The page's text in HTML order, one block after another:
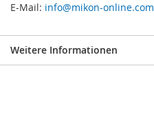
E-Mail: info@mikon-online.com
Weitere Informationen